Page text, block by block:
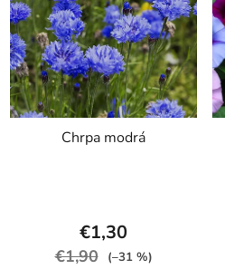
Chrpa modrá
€1,30
€1,90 (–31 %)